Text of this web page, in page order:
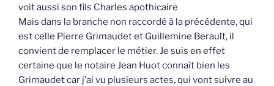
voit aussi son fils Charles apothicaire
Mais dans la branche non raccordé à la précédente, qui
est celle Pierre Grimaudet et Guillemine Berault, il
convient de remplacer le métier. Je suis en effet
certaine que le notaire Jean Huot connaît bien les
Grimaudet car j’ai vu plusieurs actes, qui vont suivre au